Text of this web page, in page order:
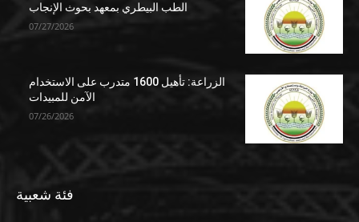
الطب البيطري بمعهد بحوث الإنجاب
07/27/2026
الزراعة: تأهيل 1600 متدرب على الاستخدام
الآمن للمبيدات
07/26/2026
فئة شعبية